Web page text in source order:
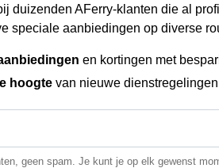
duizenden AFerry-klanten die al
speciale aanbiedingen op diverse
en kortingen met
hoogte van nieuwe dienstregelingen
geen spam. Je kunt je op elk gewenst